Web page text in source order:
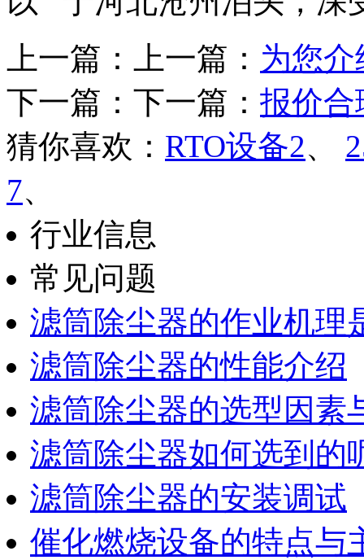
上一篇：上一篇： 为您
下一篇：下一篇： 报价合
猜你喜欢： RTO设备2、
7、
行业信息
常见问题
滤筒除尘器的作业机理
滤筒除尘器的性能介绍
滤筒除尘器的选型因素
滤筒除尘器如何选到的
滤筒除尘器的安装调试
催化燃烧设备的特点与